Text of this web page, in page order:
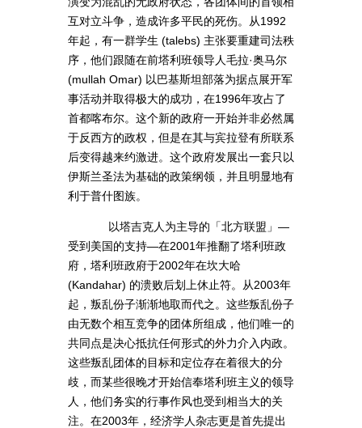
互对立斗争，造成许多平民的死伤。从1992
年起，有一群学生 (talebs) 主张要重建司法秩
序，他们跟随在前塔利班领导人毛拉·奥马尔
(mullah Omar) 以巴基斯坦部落为据点展开军
事活动并取得极大的成功，在1996年攻占了
首都喀布尔。这个新的政府一开始并非必然属
于反西方的政权，但是在其与宾拉登有所联系
后变得越来约激进。这个政府发展出一套只以
伊斯兰圣法为基础的政策纲领，并且明显地有
利于普什图族。
以塔吉克人为主导的「北方联盟」—
受到美国的支持—在2001年推翻了塔利班政
府，塔利班政府于2002年在坎大哈
(Kandahar) 的溃败后划上休止符。从2003年
起，叛乱份子渐渐地取而代之。这些叛乱份子
由无数个相互竞争的团体所组成，他们唯一的
共同点是决心抵抗任何形式的外力介入内政。
这些叛乱团体的目标和定位存在着很大的分
歧，而某些很晚才开始信奉塔利班主义的领导
人，他们务实的行事作风也受到相当大的关
注。在2003年，经济学人杂志更是首先提出